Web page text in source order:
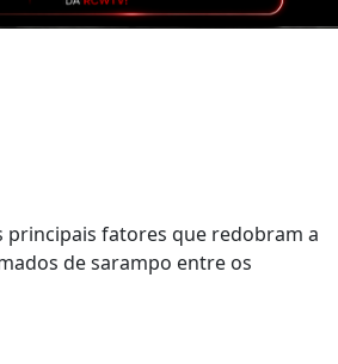
principais fatores que redobram a
de sarampo entre os